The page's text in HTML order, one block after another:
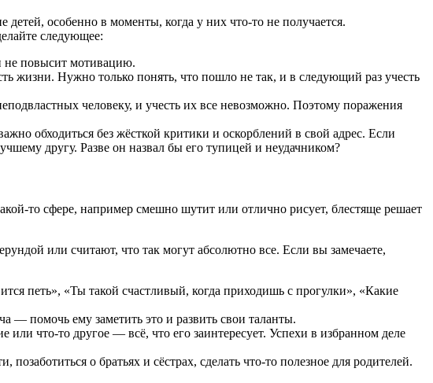
особенно в моменты, когда у них что‑то не получается.
следующее:
не повысит мотивацию.
жизни. Нужно только понять, что пошло не так, и в следующий раз учесть
человеку, и учесть их все невозможно. Поэтому поражения
обходиться без жёсткой критики и оскорблений в свой адрес. Если
другу. Разве он назвал бы его тупицей и неудачником?
сфере, например смешно шутит или отлично рисует, блестяще решает
или считают, что так могут абсолютно все. Если вы замечаете,
петь», «Ты такой счастливый, когда приходишь с прогулки», «Какие
— помочь ему заметить это и развить свои таланты.
что‑то другое — всё, что его заинтересует. Успехи в избранном деле
о братьях и сёстрах, сделать что‑то полезное для родителей.